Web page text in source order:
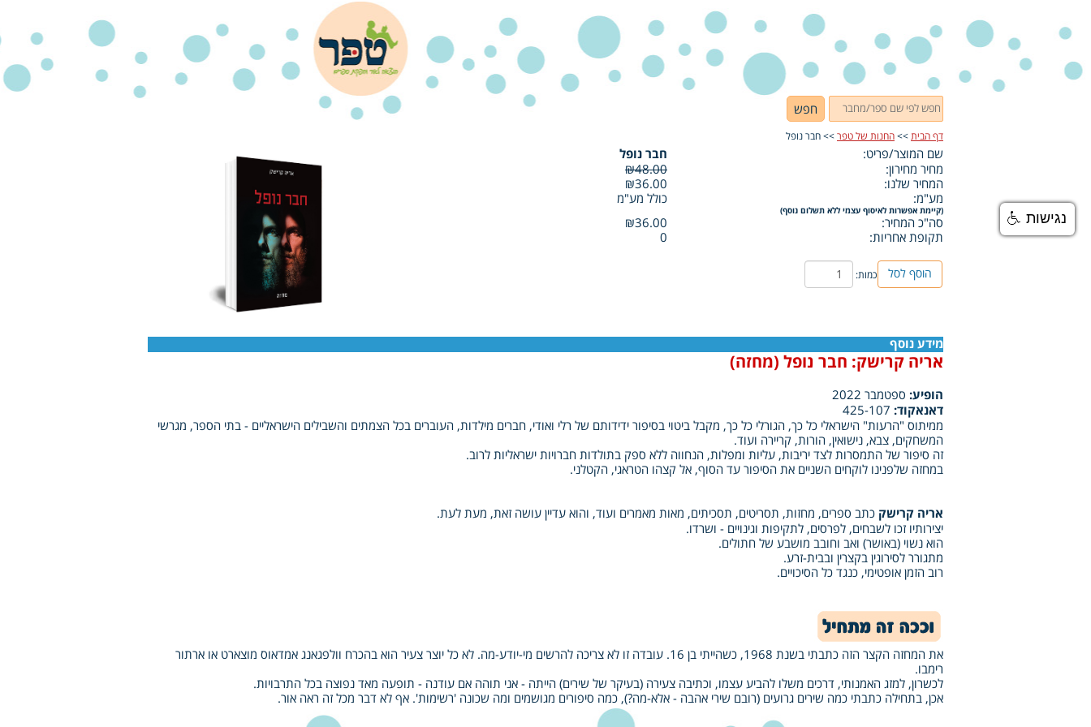
חפש
דף הבית >> החנות של טפר >> חבר נופל
שם המוצר/פריט: חבר נופל
מחיר מחירון:
₪48.00
המחיר שלנו:
₪36.00
מע"מ:
כולל מע"מ
(קיימת אפשרות לאיסוף עצמי ללא תשלום נוסף)
סה"כ המחיר:
₪36.00
תקופת אחריות:
0
הוסף לסל כמות:
מידע נוסף
אריה קרישק: חבר נופל (מחזה)
הופיע: ספטמבר 2022
דאנאקוד:
ממיתוס "הרעות" הישראלי כל כך, הגורלי כל כך, מקבל ביטוי בסיפור ידידותם של רלי ואודי, חברים מילדות, העוברים בכל הצמתים והשבילים הישראליים - בתי הספר, מגרשי
המשחקים, צבא, נישואין, הורות, קריירה ועוד.
זה סיפור של התמסרות לצד יריבות, עליות ומפלות, הנחווה ללא ספק בתולדות חברויות ישראליות לרוב.
במחזה שלפנינו לוקחים השניים את הסיפור עד הסוף, אל קצהו הטראגי, הקטלני.
אריה קרישק כתב ספרים, מחזות, תסריטים, תסכיתים, מאות מאמרים ועוד, והוא עדיין עושה זאת, מעת לעת.
יצירותיו זכו לשבחים, לפרסים, לתקיפות וגינויים - ושרדו.
הוא נשוי (באושר) ואב וחובב מושבע של חתולים.
מתגורר לסירוגין בקצרין ובבית-זרע.
רוב הזמן אופטימי, כנגד כל הסיכויים.
את המחזה הקצר הזה כתבתי בשנת 1968, כשהייתי בן 16. עובדה זו לא צריכה להרשים מי‑יודע‑מה. לא כל יוצר צעיר הוא בהכרח וולפגאנג אמדאוס מוצארט או ארתור
רימבו.
לכשרון, למזג האמנותי, דרכים משלו להביע עצמו, וכתיבה צעירה (בעיקר של שירים) הייתה ‑ אני תוהה אם עודנה ‑ תופעה מאד נפוצה בכל התרבויות.
אכן, בתחילה כתבתי כמה שירים גרועים (רובם שירי אהבה ‑ אלא‑מה?), כמה סיפורים מגושמים ומה שכונה 'רשימות'. אף לא דבר מכל זה ראה אור.
נגישות